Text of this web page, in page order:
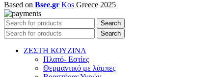
Based on Bsee.gr Kos Greece 2025
Search
Search
ΖΕΣΤΗ ΚΟΥΖΙΝΑ
Πλατό- Εστίες
Θερμαντικό με λάμπες